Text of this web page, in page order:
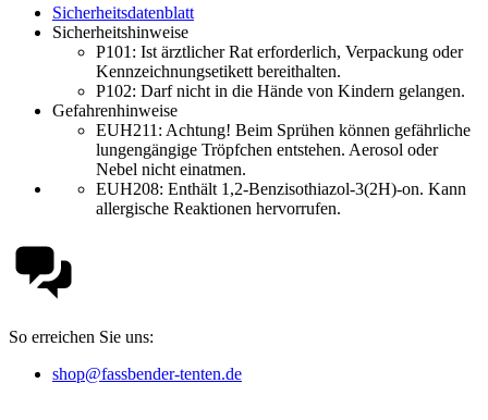
Sicherheitsdatenblatt
Sicherheitshinweise
P101: Ist ärztlicher Rat erforderlich, Verpackung oder
Kennzeichnungsetikett bereithalten.
P102: Darf nicht in die Hände von Kindern gelangen.
Gefahrenhinweise
EUH211: Achtung! Beim Sprühen können gefährliche
lungengängige Tröpfchen entstehen. Aerosol oder
Nebel nicht einatmen.
EUH208: Enthält 1,2-Benzisothiazol-3(2H)-on. Kann
allergische Reaktionen hervorrufen.
So erreichen Sie uns:
shop@fassbender-tenten.de